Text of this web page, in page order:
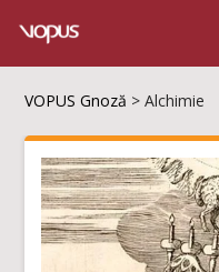
VOPUS Gnoză >Alchimie